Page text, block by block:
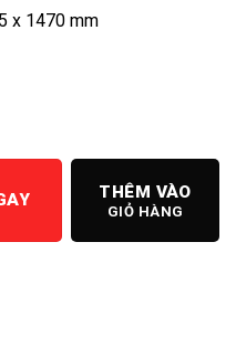
x 1470 mm
THÊM VÀO
GIỎ HÀNG